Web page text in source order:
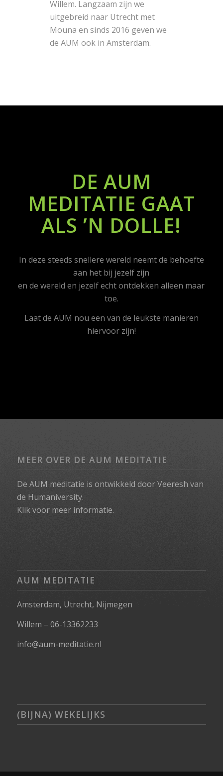
Willem. Langzaam zijn we
uitgebreid naar Utrecht met
Mouna en sinds 2016 geven we
de AUM ook in Amsterdam.
DE AUM
MEDITATIE GAAT
ALS ’N DOLLE!
In deze steeds snellere wereld neemt de behoefte
aan het bij jezelf zijn
en de wereld en jezelf echt ontdekken alleen maar
toe.
Laat de AUM nou een van de leukste manieren
hiervoor zijn!
MEER OVER DE AUM MEDITATIE
De AUM meditatie is ontwikkeld door Veeresh van
de Humaniversity.
Klik voor meer informatie.
AUM MEDITATIE
Amsterdam, Utrecht, Nijmegen
Willem – 06-13362233
info@aum-meditatie.nl
(BIJNA) WEKELIJKS